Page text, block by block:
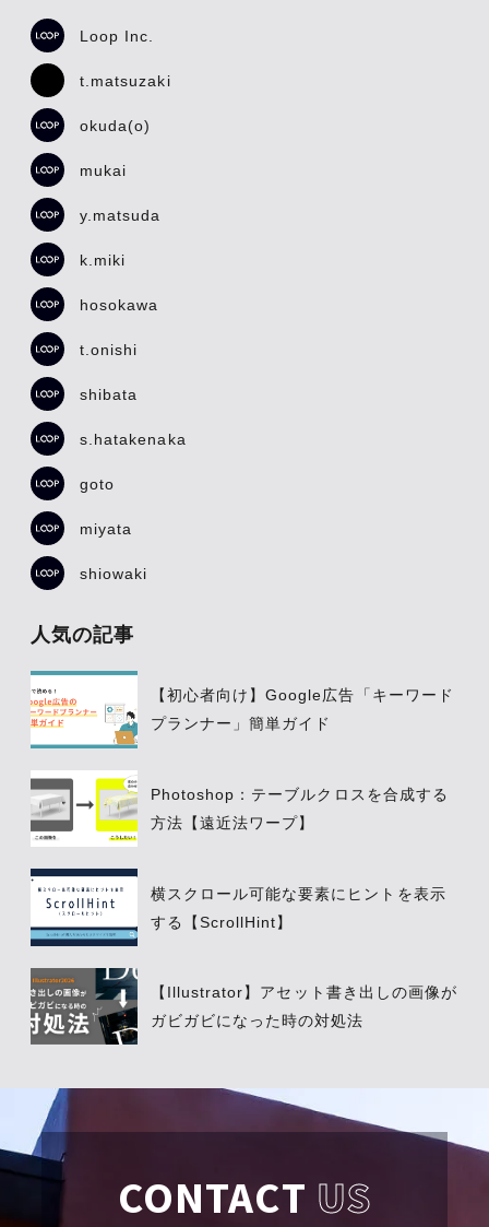
Loop Inc.
t.matsuzaki
okuda(o)
mukai
y.matsuda
k.miki
hosokawa
t.onishi
shibata
s.hatakenaka
goto
miyata
shiowaki
人気の記事
【初心者向け】Google広告「キーワード
プランナー」簡単ガイド
Photoshop：テーブルクロスを合成する
方法【遠近法ワープ】
横スクロール可能な要素にヒントを表示
する【ScrollHint】
【Illustrator】アセット書き出しの画像が
ガビガビになった時の対処法
CONTACT US